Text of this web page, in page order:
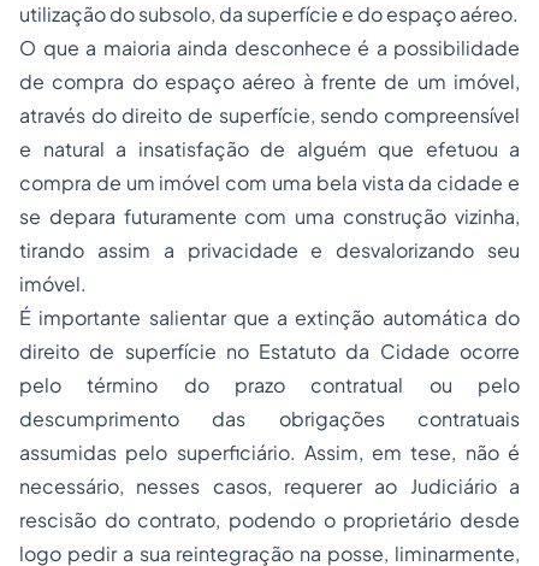
utilização do subsolo, da superfície e do espaço aéreo.
O que a maioria ainda desconhece é a possibilidade
de compra do espaço aéreo à frente de um imóvel,
através do direito de superfície, sendo compreensível
e natural a insatisfação de alguém que efetuou a
compra de um imóvel com uma bela vista da cidade e
se depara futuramente com uma construção vizinha,
tirando assim a privacidade e desvalorizando seu
imóvel.
É importante salientar que a extinção automática do
direito de superfície no Estatuto da Cidade ocorre
pelo término do prazo contratual ou pelo
descumprimento das obrigações contratuais
assumidas pelo superficiário. Assim, em tese, não é
necessário, nesses casos, requerer ao Judiciário a
rescisão do contrato, podendo o proprietário desde
logo pedir a sua reintegração na posse, liminarmente,